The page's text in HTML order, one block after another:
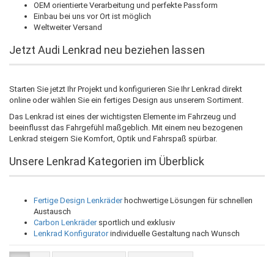
OEM orientierte Verarbeitung und perfekte Passform
Einbau bei uns vor Ort ist möglich
Weltweiter Versand
Jetzt Audi Lenkrad neu beziehen lassen
Starten Sie jetzt Ihr Projekt und konfigurieren Sie Ihr Lenkrad direkt
online oder wählen Sie ein fertiges Design aus unserem Sortiment.
Das Lenkrad ist eines der wichtigsten Elemente im Fahrzeug und
beeinflusst das Fahrgefühl maßgeblich. Mit einem neu bezogenen
Lenkrad steigern Sie Komfort, Optik und Fahrspaß spürbar.
Unsere Lenkrad Kategorien im Überblick
Fertige Design Lenkräderhochwertige Lösungen für schnellen
Austausch
Carbon Lenkrädersportlich und exklusiv
Lenkrad Konfiguratorindividuelle Gestaltung nach Wunsch